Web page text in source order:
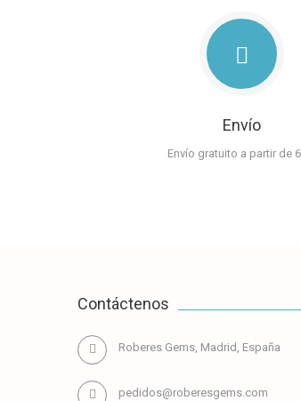
Envío
Envío gratuito a partir de
Contáctenos
Roberes Gems, Madrid, España
pedidos@roberesgems.com